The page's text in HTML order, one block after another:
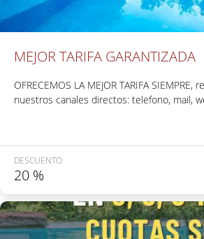
MEJOR TARIFA GARANTIZADA
OFRECEMOS LA MEJOR TARIFA SIEMPRE,
nuestros canales directos: telefono, mail,
DESCUENTO
20 %